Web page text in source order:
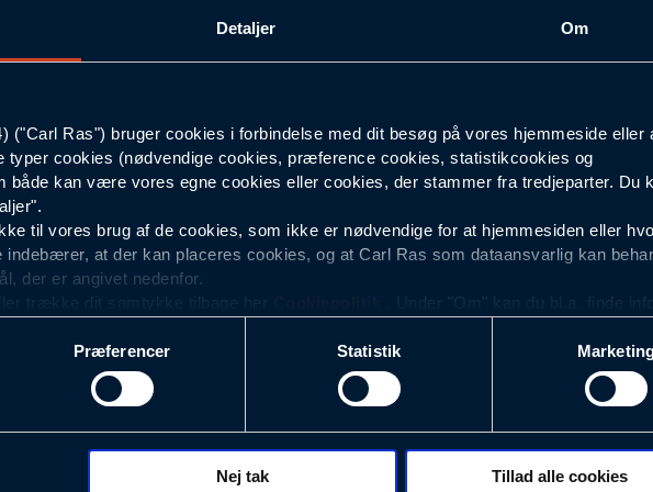
Detaljer Om
("Carl Ras") bruger cookies i forbindelse med dit besøg på vores hjemmeside eller
typer cookies (nødvendige cookies, præference cookies, statistikcookies og
både kan være vores egne cookies eller cookies, der stammer fra tredjeparter. Du
til vores brug af de cookies, som ikke er nødvendige for at hjemmesiden eller
indebærer, at der kan placeres cookies, og at Carl Ras som dataansvarlig kan
der er angivet nedenfor.
trække dit samtykke tilbage her
. Under "Om" kan du bl.a. finde
med det formål at optimere design, brugervenlighed og effektiviteten af vores
analyser af, hvilke oplysninger der er mest populære, og som derfor skal være
hvad der klikkes på, sider/indhold der besøges, browsertype, søgeord, IP-adresse,
(computer, smartphone mv.) samt de features, der anvendes.
Præferencer Statistik
Nej tak Tillad alle cookies
103